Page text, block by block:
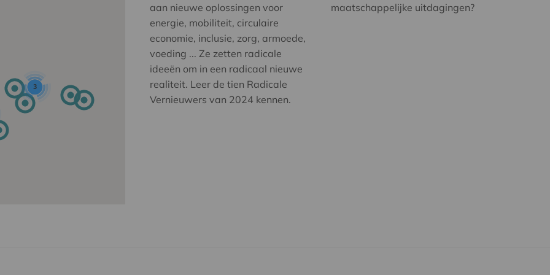
3
aan nieuwe oplossingen voor
energie, mobiliteit, circulaire
economie, inclusie, zorg, armoede,
voeding ... Ze zetten radicale
ideeën om in een radicaal nieuwe
realiteit. Leer de tien Radicale
Vernieuwers van 2024 kennen.
maatschappelijke uitdagingen?